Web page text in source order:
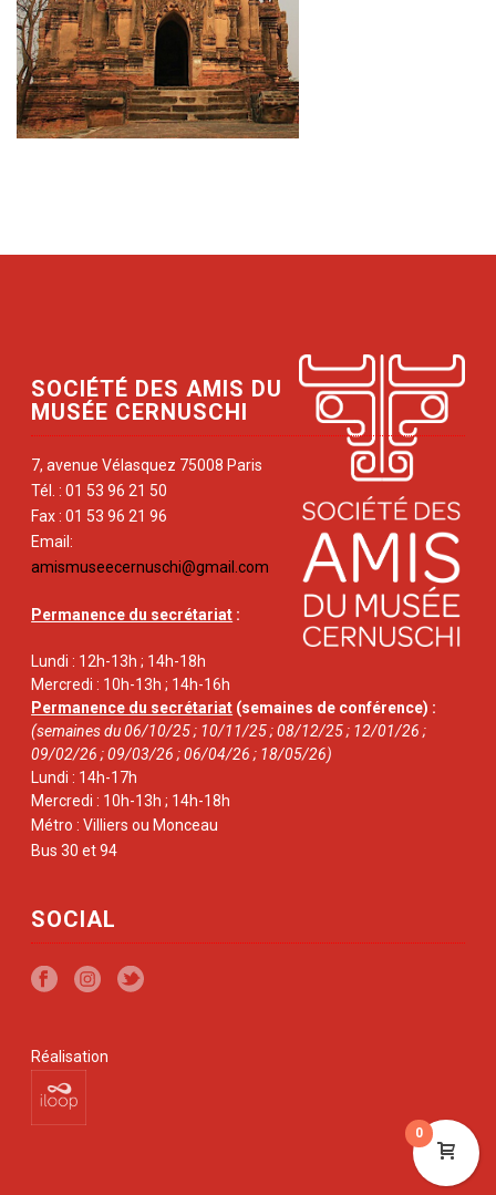
SOCIÉTÉ DES AMIS DU
MUSÉE CERNUSCHI
7, avenue Vélasquez 75008 Paris
Tél. : 01 53 96 21 50
Fax : 01 53 96 21 96
Email:
amismuseecernuschi@gmail.com
Permanence du secrétariat :
Lundi : 12h-13h ; 14h-18h
Mercredi : 10h-13h ; 14h-16h
Permanence du secrétariat (semaines de conférence) :
(semaines du 06/10/25 ; 10/11/25 ; 08/12/25 ; 12/01/26 ;
09/02/26 ; 09/03/26 ; 06/04/26 ; 18/05/26)
Lundi : 14h-17h
Mercredi : 10h-13h ; 14h-18h
Métro : Villiers ou Monceau
Bus 30 et 94
SOCIAL
Réalisation
0